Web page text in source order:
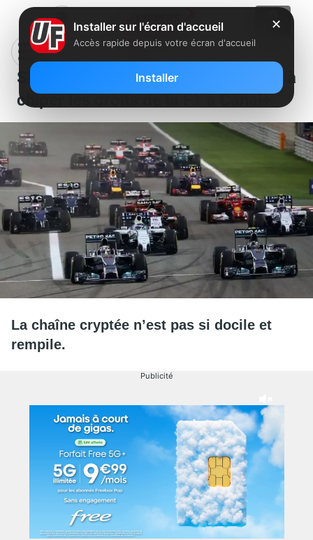
SFR n’aura finalement pas réussi à
chiper les droits de la F1 à Canal+
La chaîne cryptée n’est pas si docile et
rempile.
Publicité
✕
Installer sur l'écran d'accueil
Accès rapide depuis votre écran d'accueil
Installer